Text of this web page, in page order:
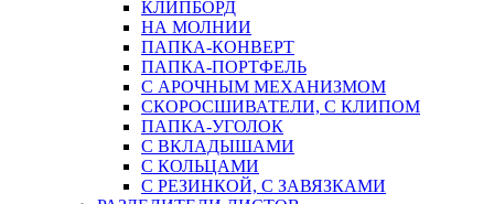
КЛИПБОРД
НА МОЛНИИ
ПАПКА-КОНВЕРТ
ПАПКА-ПОРТФЕЛЬ
С АРОЧНЫМ МЕХАНИЗМОМ
СКОРОСШИВАТЕЛИ, С КЛИПОМ
ПАПКА-УГОЛОК
С ВКЛАДЫШАМИ
С КОЛЬЦАМИ
С РЕЗИНКОЙ, С ЗАВЯЗКАМИ